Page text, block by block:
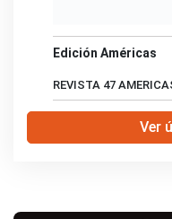
Edición Américas
REVISTA 47
Ver